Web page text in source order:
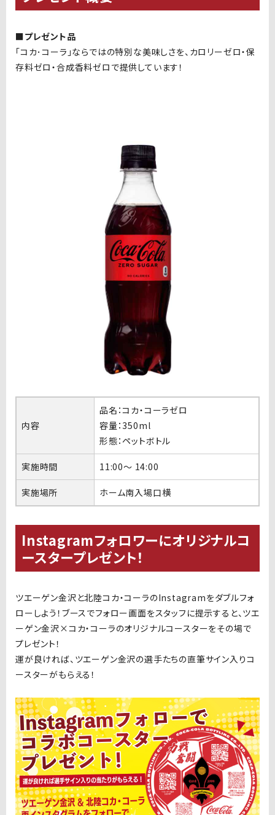
■プレゼント品
「コカ･コーラ」ならではの特別な美味しさを、カロリーゼロ・保
存料ゼロ・合成香料ゼロで提供しています！
内容
品名：コカ・コーラゼロ
容量：350ml
形態：ペットボトル
実施時間 11:00〜 14:00
実施場所 ホーム南入場口横
Instagramフォロワーにオリジナルコ
ースタープレゼント！
ツエーゲン金沢と北陸コカ・コーラのInstagramをダブルフォ
ローしよう！ブースでフォロー画面をスタッフに提示すると、ツエ
ーゲン金沢×コカ・コーラのオリジナルコースターをその場で
プレゼント！
運が良ければ、ツエーゲン金沢の選手たちの直筆サイン入りコ
ースターがもらえる！